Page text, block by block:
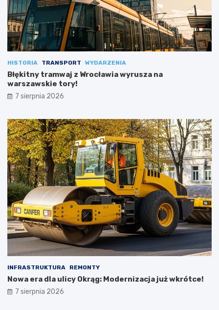
HISTORIA TRANSPORT WYDARZENIA
Błękitny tramwaj z Wrocławia wyrusza na
warszawskie tory!
7 sierpnia 2026
INFRASTRUKTURA REMONTY
Nowa era dla ulicy Okrąg: Modernizacja już wkrótce!
7 sierpnia 2026